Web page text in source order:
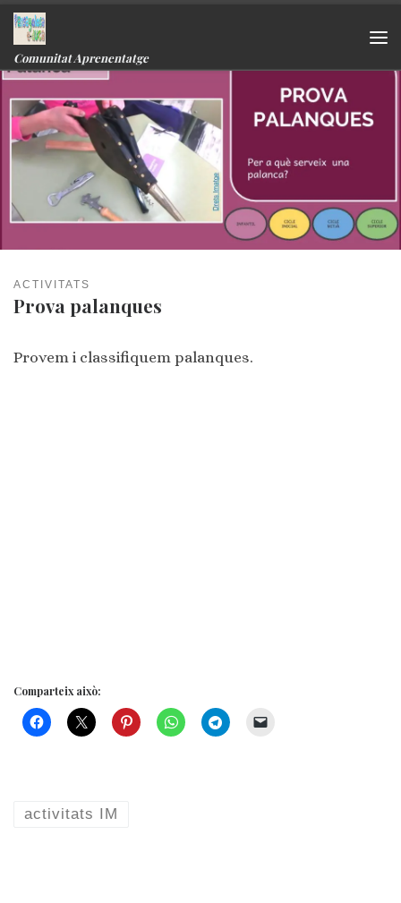
Skip to content
Comunitat Aprenentatge
ACTIVITATS
Prova palanques
Provem i classifiquem palanques.
Comparteix això:
activitats IM